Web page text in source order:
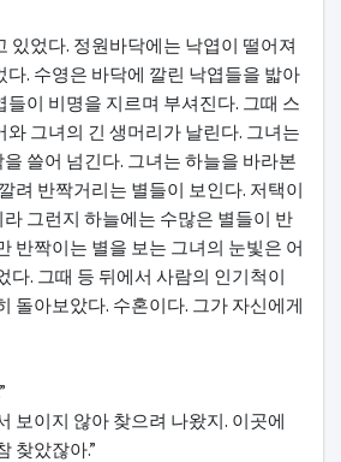
있었다. 정원바닥에는 낙엽이 떨어져
다. 수영은 바닥에 깔린 낙엽들을 밟아
들이 비명을 지르며 부셔진다. 그때 스
그녀의 긴 생머리가 날린다. 그녀는
쓸어 넘긴다. 그녀는 하늘을 바라본
려 반짝거리는 별들이 보인다. 저택이
그런지 하늘에는 수많은 별들이 반
반짝이는 별을 보는 그녀의 눈빛은 어
다. 그때 등 뒤에서 사람의 인기척이
돌아보았다. 수혼이다. 그가 자신에게
보이지 않아 찾으려 나왔지. 이곳에
찾았잖아.”